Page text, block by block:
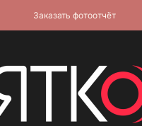
Заказать фотоотчёт